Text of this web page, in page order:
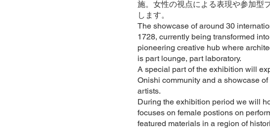
施。女性の視点による表現や参加型
します。
The showcase of around 30
1728, currently being transformed
pioneering creative hub where
is part lounge, part laboratory.
A special part of the exhibition will
Onishi community and a showcase
artists.
During the exhibition period we will
focuses on female postions on
featured materials in a region of